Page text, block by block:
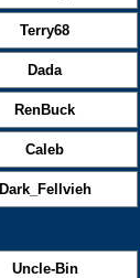
Terry68
Dada
RenBuck
Caleb
Dark_Fellvieh
Uncle-Bin